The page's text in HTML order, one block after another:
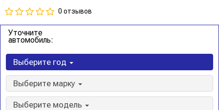
0 отзывов
Уточните
автомобиль:
Выберите год
Выберите марку
Выберите модель